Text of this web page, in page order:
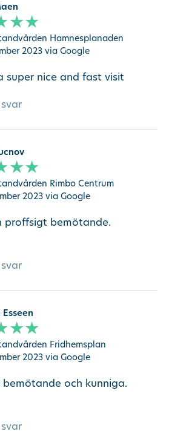
Hamnesplanaden
2023 via Google
super nice and fast visit
Rimbo Centrum
2023 via Google
proffsigt bemötande.
Fridhemsplan
2023 via Google
bemötande och kunniga.